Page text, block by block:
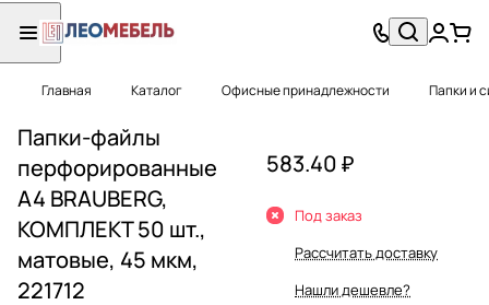
Главная Каталог Офисные принадлежности Папки и
Папки-файлы
перфорированные
А4 BRAUBERG,
КОМПЛЕКТ 50 шт.,
матовые, 45 мкм,
221712
583.40 ₽
Под заказ
Рассчитать доставку
Нашли дешевле?